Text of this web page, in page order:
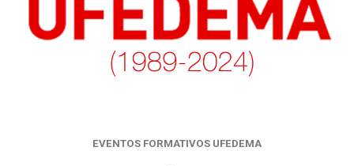
EVENTOS FORMATIVOS UFEDEMA